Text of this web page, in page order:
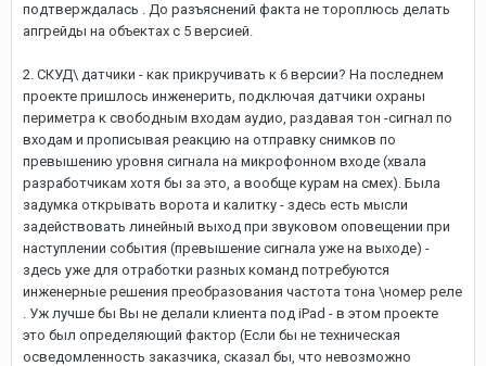
подтверждалась . До разъяснений факта не тороплюсь делать
апгрейды на объектах с 5 версией.
2. СКУД\ датчики - как прикручивать к 6 версии? На последнем
проекте пришлось инженерить, подключая датчики охраны
периметра к свободным входам аудио, раздавая тон -сигнал по
входам и прописывая реакцию на отправку снимков по
превышению уровня сигнала на микрофонном входе (хвала
разработчикам хотя бы за это, а вообще курам на смех). Была
задумка открывать ворота и калитку - здесь есть мысли
задействовать линейный выход при звуковом оповещении при
наступлении события (превышение сигнала уже на выходе) -
здесь уже для отработки разных команд потребуются
инженерные решения преобразования частота тона \номер реле
. Уж лучше бы Вы не делали клиента под iPad - в этом проекте
это был определяющий фактор (Если бы не техническая
осведомленность заказчика, сказал бы, что невозможно